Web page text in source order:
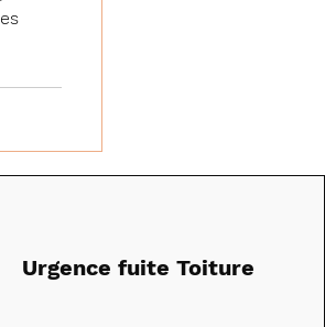
Urgence fuite Toiture